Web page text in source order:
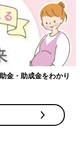
【ワクチン接種でき